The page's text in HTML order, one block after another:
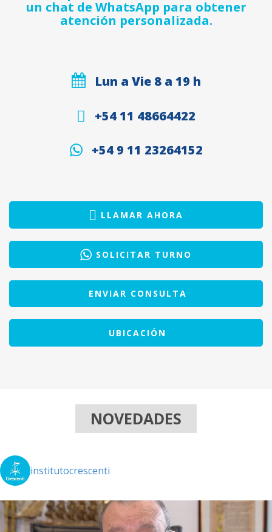
un chat de WhatsApp para obtener
atención personalizada.
Lun a Vie 8 a 19 h
+54 11 48664422
+54 9 11 23264152
LLAMAR AHORA
SOLICITAR TURNO
ENVIAR CONSULTA
UBICACIÓN
NOVEDADES
institutocrescenti